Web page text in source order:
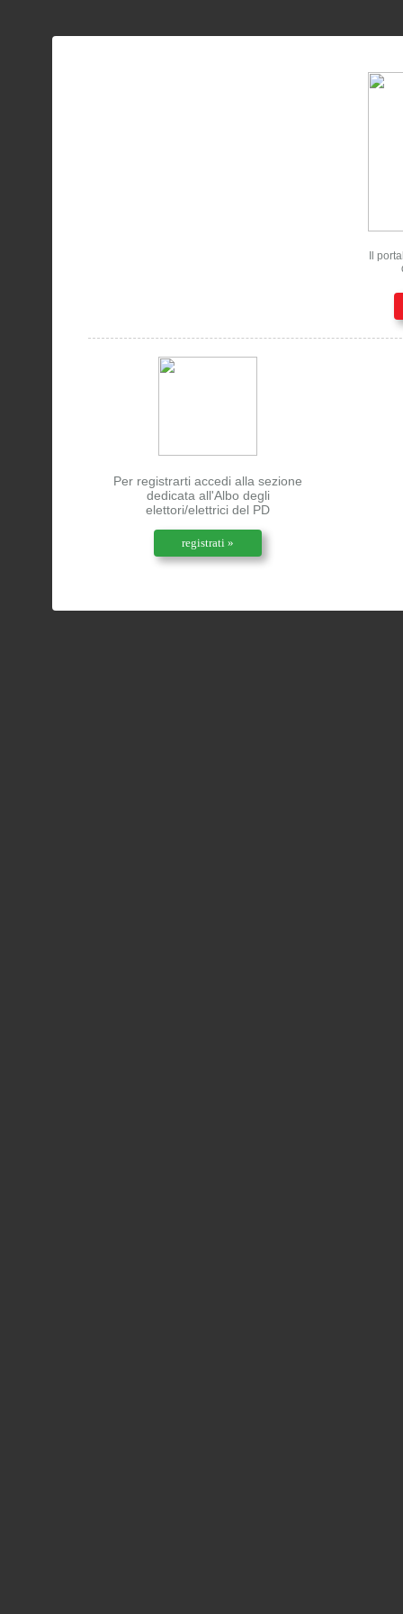
Il
Per registrarti accedi alla sezione
dedicata all'Albo degli
elettori/elettrici del PD